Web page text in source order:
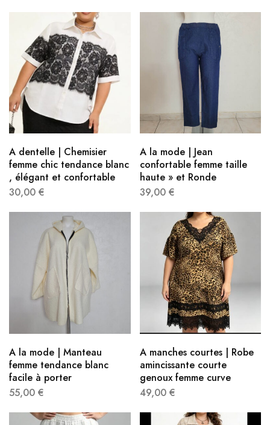
A dentelle | Chemisier
femme chic tendance blanc
, élégant et confortable
30,00 €
A la mode | Jean
confortable femme taille
haute » et Ronde
39,00 €
A la mode | Manteau
femme tendance blanc
facile à porter
55,00 €
A manches courtes | Robe
amincissante courte
genoux femme curve
49,00 €